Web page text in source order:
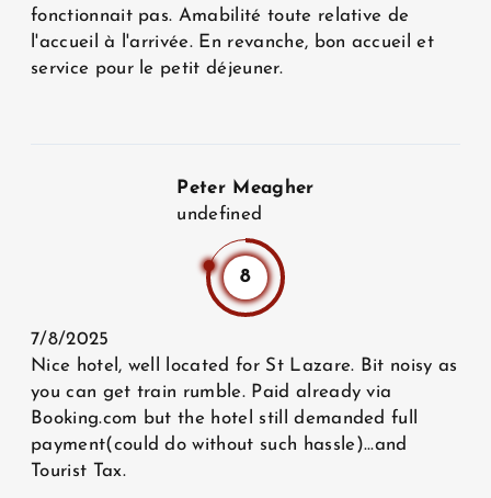
fonctionnait pas. Amabilité toute relative de
l'accueil à l'arrivée. En revanche, bon accueil et
service pour le petit déjeuner.
Peter Meagher
undefined
8
7/8/2025
Nice hotel, well located for St Lazare. Bit noisy as
you can get train rumble. Paid already via
Booking.com but the hotel still demanded full
payment(could do without such hassle)...and
Tourist Tax.